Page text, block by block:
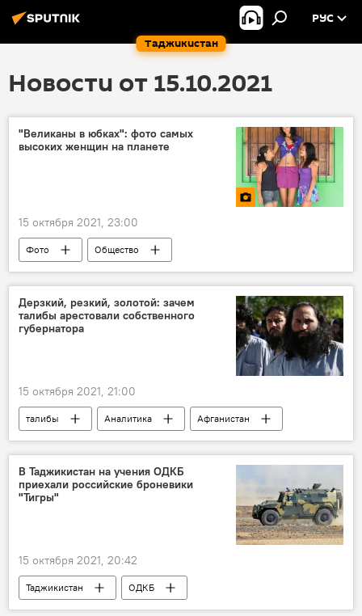
Таджикистан
РУС
Новости от 15.10.2021
"Великаны в юбках": фото самых
высоких женщин на планете
15 октября 2021, 23:00
Фото Общество
Дерзкий, резкий, золотой: зачем
талибы арестовали собственного
губернатора
15 октября 2021, 21:00
талибы Аналитика
Афганистан
Политика
В Таджикистан на учения ОДКБ
приехали российские броневики
"Тигры"
15 октября 2021, 20:42
Таджикистан
ОДКБ
военные учения
201-я РВБ в Таджикистане